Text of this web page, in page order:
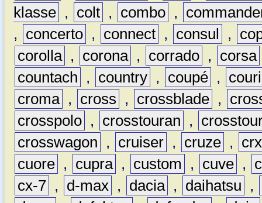
klasse , colt , combo ,
,
concerto , connect , consul ,
corolla , corona , corrado , corsa
countach
, country , coupé ,
croma , cross , crossblade ,
crosspolo , crosstouran ,
crosswagon
, cruiser , cruze ,
crx
cuore , cupra , custom , cuve ,
cx-7 , d-max , dacia , daihatsu
,